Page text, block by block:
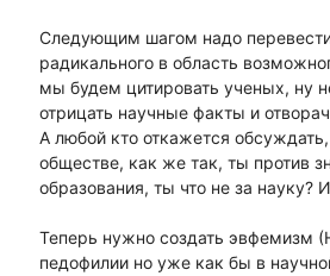
Следующим шагом надо
радикального в область
мы будем цитировать ученых,
отрицать научные факты и
А любой кто откажется
обществе, как же так, ты против
образования, ты что не за науку?
Теперь нужно создать эвфемизм
педофилии но уже как бы в